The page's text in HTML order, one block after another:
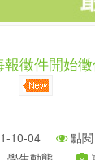
徵件開始
10-04
點閱